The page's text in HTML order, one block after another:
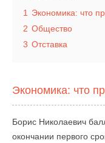
1
Экономика: что
2 Общество
3 Отставка
Экономика: что
Борис Николаевич
окончании первого